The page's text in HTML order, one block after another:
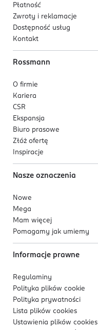
Płatność
Zwroty i reklamacje
Dostępność usług
Kontakt
Rossmann
O firmie
Kariera
CSR
Ekspansja
Biuro prasowe
Złóż ofertę
Inspiracje
Nasze oznaczenia
Nowe
Mega
Mam więcej
Pomagamy jak umiemy
Informacje prawne
Regulaminy
Polityka plików cookie
Polityka prywatności
Lista plików cookies
Ustawienia plików cookies